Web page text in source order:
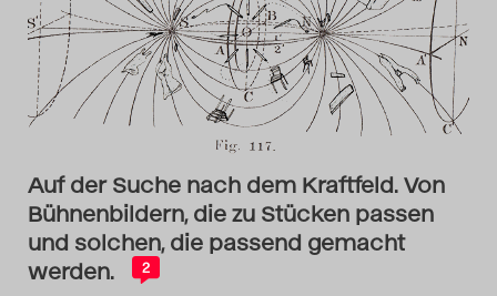
Das Theatertreffen-Blog
2014
Das Theatertreffen-Blog
2015
Das Theatertreffen-Blog
Auf der Suche nach dem Kraftfeld. Von
Bühnenbildern, die zu Stücken passen
und solchen, die passend gemacht
werden.
2